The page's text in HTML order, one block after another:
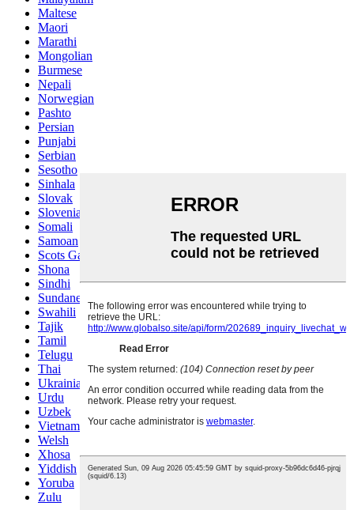
Maltese
Maori
Marathi
Mongolian
Burmese
Nepali
Norwegian
Pashto
Persian
Punjabi
Serbian
Sesotho
Sinhala
Slovak
Slovenian
Somali
Samoan
Scots Gaelic
Shona
Sindhi
Sundanese
Swahili
Tajik
Tamil
Telugu
Thai
Ukrainian
Urdu
Uzbek
Vietnamese
Welsh
Xhosa
Yiddish
Yoruba
Zulu